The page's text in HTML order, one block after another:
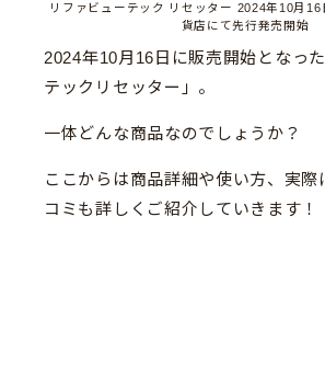
リファビューテック リセッター 2024年10月16
貨店にて先行発売開始
2024年10月16日に販売開始となっ
テックリセッター」。
一体どんな商品なのでしょうか？
ここからは商品詳細や使い方、実際
コミも詳しくご紹介していきます！